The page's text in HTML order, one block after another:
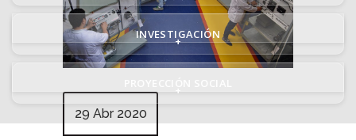
INVESTIGACIÓN
+
+
29 Abr 2020